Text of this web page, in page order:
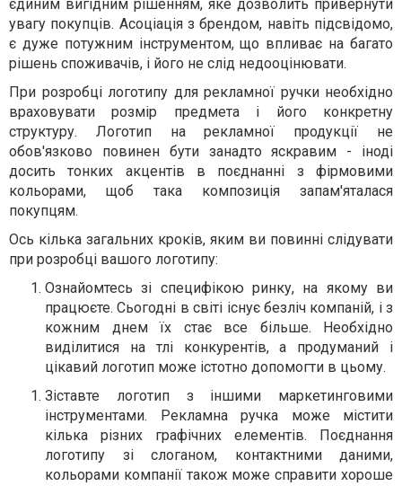
єдиним вигідним рішенням, яке дозволить привернути
увагу покупців. Асоціація з брендом, навіть підсвідомо,
є дуже потужним інструментом, що впливає на багато
рішень споживачів, і його не слід недооцінювати.
При розробці логотипу для рекламної ручки необхідно
враховувати розмір предмета і його конкретну
структуру. Логотип на рекламної продукції не
обов'язково повинен бути занадто яскравим - іноді
досить тонких акцентів в поєднанні з фірмовими
кольорами, щоб така композиція запам'яталася
покупцям.
Ось кілька загальних кроків, яким ви повинні слідувати
при розробці вашого логотипу:
Ознайомтесь зі специфікою ринку, на якому ви
працюєте. Сьогодні в світі існує безліч компаній, і з
кожним днем їх стає все більше. Необхідно
виділитися на тлі конкурентів, а продуманий і
цікавий логотип може істотно допомогти в цьому.
Зіставте логотип з іншими маркетинговими
інструментами. Рекламна ручка може містити
кілька різних графічних елементів. Поєднання
логотипу зі слоганом, контактними даними,
кольорами компанії також може справити хороше